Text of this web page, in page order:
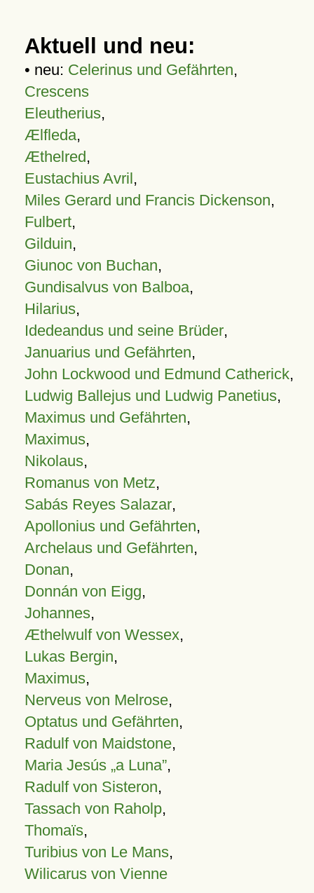
Aktuell und neu:
• neu: Celerinus und Gefährten,
Crescens
Eleutherius,
Ælfleda,
Æthelred,
Eustachius Avril,
Miles Gerard und Francis Dickenson,
Fulbert,
Gilduin,
Giunoc von Buchan,
Gundisalvus von Balboa,
Hilarius,
Idedeandus und seine Brüder,
Januarius und Gefährten,
John Lockwood und Edmund Catherick,
Ludwig Ballejus und Ludwig Panetius,
Maximus und Gefährten,
Maximus,
Nikolaus,
Romanus von Metz,
Sabás Reyes Salazar,
Apollonius und Gefährten,
Archelaus und Gefährten,
Donan,
Donnán von Eigg,
Johannes,
Æthelwulf von Wessex,
Lukas Bergin,
Maximus,
Nerveus von Melrose,
Optatus und Gefährten,
Radulf von Maidstone,
Maria Jesús „a Luna”,
Radulf von Sisteron,
Tassach von Raholp,
Thomaïs,
Turibius von Le Mans,
Wilicarus von Vienne